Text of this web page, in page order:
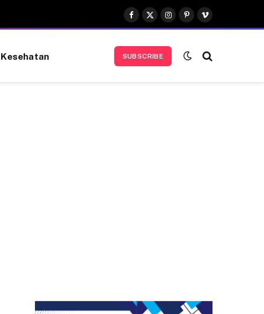
Facebook
X
(Twitter)
Instagram
Pinterest
Vimeo
Kesehatan SUBSCRIBE